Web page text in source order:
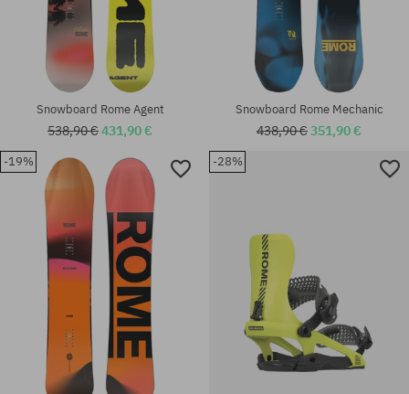
Snowboard Rome Agent
538,90 €431,90 €
Snowboard Rome Mechanic
438,90 €351,90 €
-19% -28%